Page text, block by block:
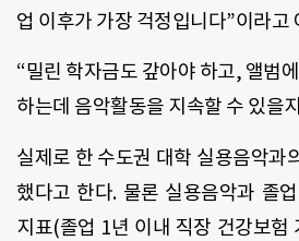
업 이후가 가장 걱정입니다”이라고
“밀린 학자금도 갚아야 하고, 앨범
하는데 음악활동을 지속할 수 있을
실제로 한 수도권 대학 실용음악과
했다고 한다. 물론 실용음악과 졸
지표(졸업 1년 이내 직장 건강보험